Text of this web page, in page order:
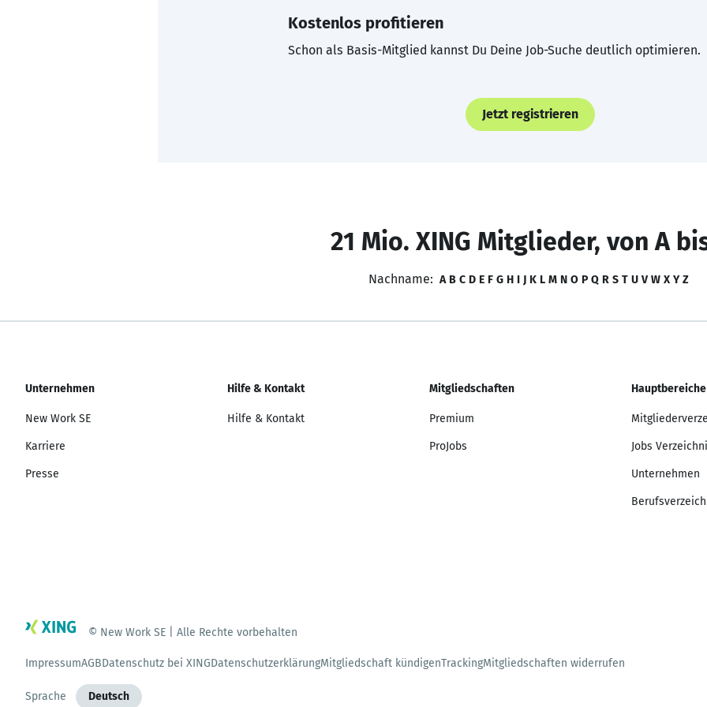
Kostenlos profitieren
Schon als Basis-Mitglied kannst Du Deine Job-Suche deutlich optimieren.
Jetzt registrieren
21 Mio. XING Mitglieder, von A
Nachname: A B C D E F G H I J K L M N O P Q R S T U V W X Y Z
Unternehmen
New Work SE
Karriere
Presse
Hilfe & Kontakt
Hilfe & Kontakt
Mitgliedschaften
Premium
ProJobs
Hauptbereiche
Jobs
Unternehmen
© New Work SE | Alle Rechte vorbehalten
ImpressumAGBDatenschutz bei XINGDatenschutzerklärungMitgliedschaft kündigenTrackingMitgliedschaften widerrufen
Sprache Deutsch